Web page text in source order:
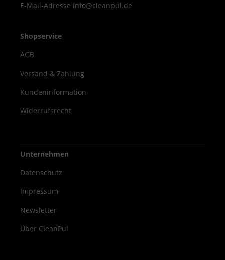
E-Mail-Adresse info@cleanpul.de
Shopservice
AGB
Versand & Zahlung
Kundeninformation
Widerrufsrecht
Unternehmen
Datenschutz
Impressum
Newsletter
Über CleanPul